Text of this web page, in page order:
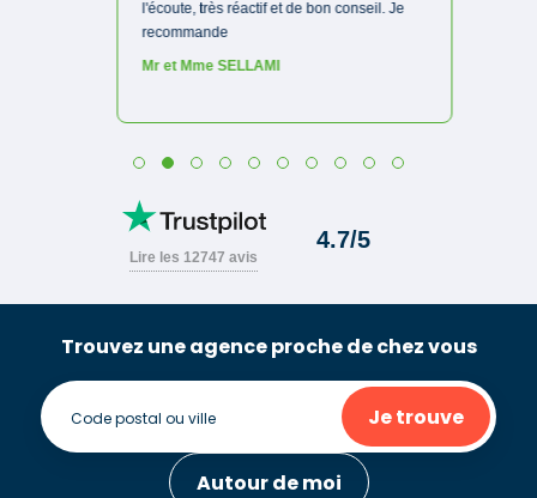
Trouvez une agence proche de chez vous
Je trouve
Autour de moi